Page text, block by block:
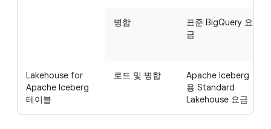
병합
표준 BigQuery 요
금
Lakehouse for
Apache Iceberg
테이블
로드 및 병합
Apache Iceberg
용 Standard
Lakehouse 요금